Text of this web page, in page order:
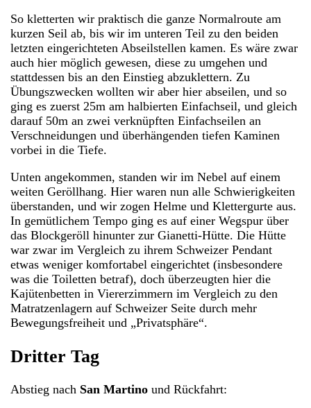
So kletterten wir praktisch die ganze Normalroute am
kurzen Seil ab, bis wir im unteren Teil zu den beiden
letzten eingerichteten Abseilstellen kamen. Es wäre zwar
auch hier möglich gewesen, diese zu umgehen und
stattdessen bis an den Einstieg abzuklettern. Zu
Übungszwecken wollten wir aber hier abseilen, und so
ging es zuerst 25m am halbierten Einfachseil, und gleich
darauf 50m an zwei verknüpften Einfachseilen an
Verschneidungen und überhängenden tiefen Kaminen
vorbei in die Tiefe.
Unten angekommen, standen wir im Nebel auf einem
weiten Geröllhang. Hier waren nun alle Schwierigkeiten
überstanden, und wir zogen Helme und Klettergurte aus.
In gemütlichem Tempo ging es auf einer Wegspur über
das Blockgeröll hinunter zur Gianetti-Hütte. Die Hütte
war zwar im Vergleich zu ihrem Schweizer Pendant
etwas weniger komfortabel eingerichtet (insbesondere
was die Toiletten betraf), doch überzeugten hier die
Kajütenbetten in Viererzimmern im Vergleich zu den
Matratzenlagern auf Schweizer Seite durch mehr
Bewegungsfreiheit und „Privatsphäre“.
Dritter Tag
Abstieg nach San Martino und Rückfahrt: